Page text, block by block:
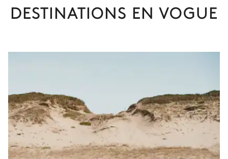
DESTINATIONS EN VOGUE